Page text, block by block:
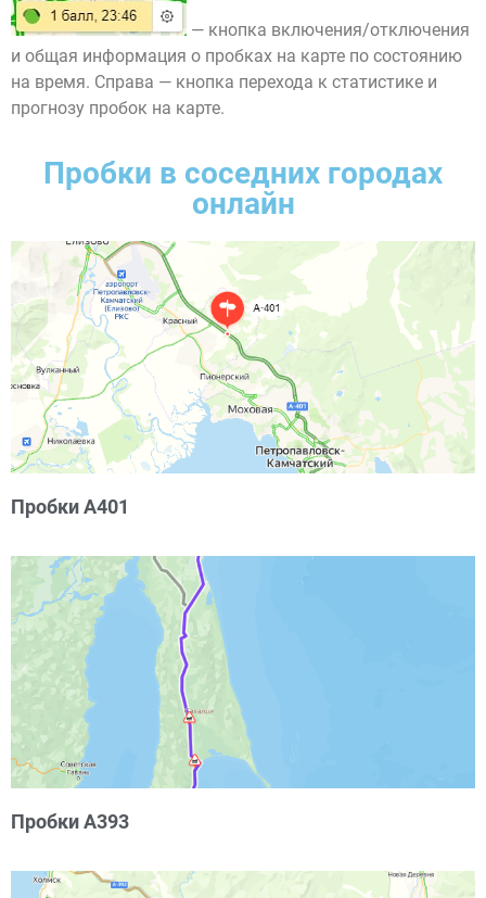
— кнопка включения/отключения
и общая информация о пробках на карте по состоянию
на время. Справа — кнопка перехода к статистике и
прогнозу пробок на карте.
Пробки в соседних городах
онлайн
Пробки А401
Пробки А393